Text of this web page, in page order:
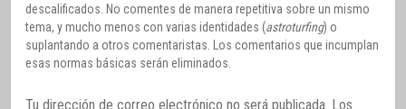
descalificados. No comentes de manera repetitiva sobre un mismo
tema, y mucho menos con varias identidades (astroturfing) o
suplantando a otros comentaristas. Los comentarios que incumplan
esas normas básicas serán eliminados.
Tu dirección de correo electrónico no será publicada. Los